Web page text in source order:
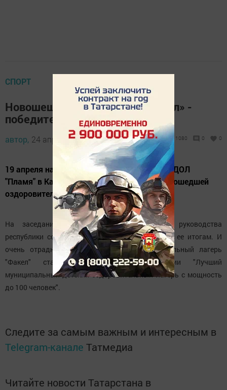
СПОРТ
Новошешминский лагерь «Факел» -
победитель номинации
автор, 24 апреля 2017 - 06:33 1080 0 0
19 апреля на пленарном заседании на базе ДОЛ
"Пламя" в Казани были подведены итоги прошедшей
оздоровительной компании 2016 года.
На заседании с участием представителей руководства
республики состоялось награждение лучших по ее итогам. И
очень отрадно, что наш детский оздоровительный лагерь
"Факел" стал победителем в номинации "Лучший
муниципальный детский оздоровительный лагерь с мощность
до 100 человек".
Следите за самым важным и интересным в
Telegram-канале Татмедиа
Читайте новости Татарстана в